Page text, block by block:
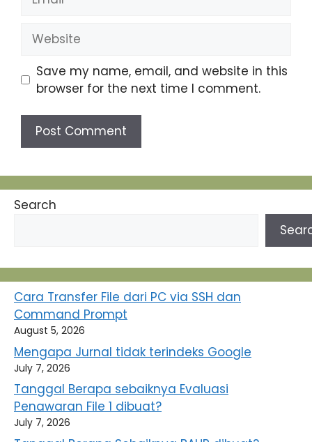
Website
Save my name, email, and website in this
browser for the next time I comment.
Search
Cara Transfer File dari PC via SSH dan
Command Prompt
August 5, 2026
Mengapa Jurnal tidak terindeks Google
July 7, 2026
Tanggal Berapa sebaiknya Evaluasi
Penawaran File 1 dibuat?
July 7, 2026